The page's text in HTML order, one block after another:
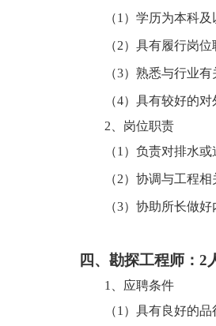
（1）学历为本科
（2） 具有履行岗位
（3） 熟悉与行业有
（4） 具有较好的对
2、岗位职责
（1 ） 负责对排水或
（2） 协调与工程相
（3） 协助所长做好
四、 勘探工程师： 2
1、 应聘条件
（1）具有良好的品